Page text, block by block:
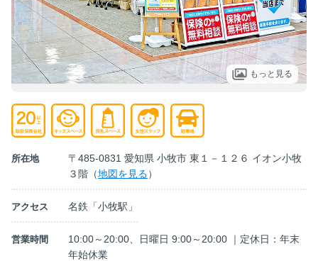
もっと見る
所在地
〒485-0831 愛知県 小牧市 東１－１２６ イオン小牧
３階（地図を見る）
アクセス 名鉄「小牧駅」
営業時間
10:00～20:00、日曜日 9:00～20:00 ｜定休日：年末
年始休業